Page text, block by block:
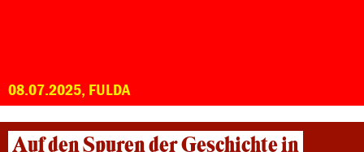
08.07.2025, FULDA
Auf den Spuren der Geschichte in